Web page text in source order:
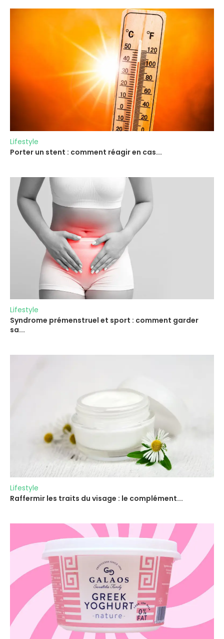
Lifestyle
Porter un stent : comment réagir en cas...
Lifestyle
Syndrome prémenstruel et sport : comment garder
sa...
Lifestyle
Raffermir les traits du visage : le complément...